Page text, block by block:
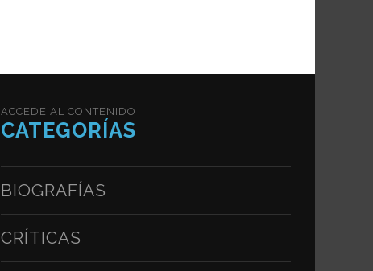
ACCEDE AL CONTENIDO
CATEGORÍAS
BIOGRAFÍAS
CRÍTICAS